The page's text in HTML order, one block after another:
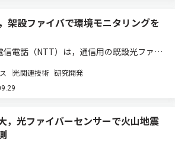
架設ファイバで環境モニタリングを
信電話（NTT）は，通信用の既設光ファイ
わる振動を極めて高精度に測定する技術を
た（ニュースリリース）。 通信用の既設光
光関連技術 研究開発
，光ファイバーセンサーで火山地震